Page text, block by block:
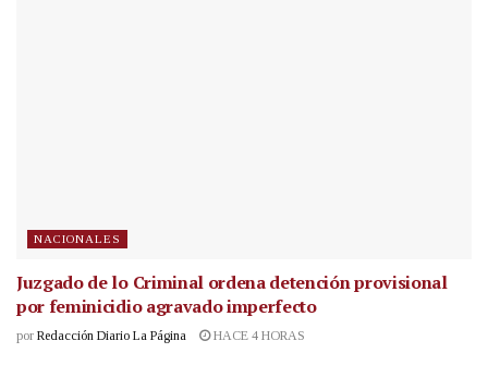
NACIONALES
Juzgado de lo Criminal ordena detención provisional
por feminicidio agravado imperfecto
por Redacción Diario La Página HACE 4 HORAS